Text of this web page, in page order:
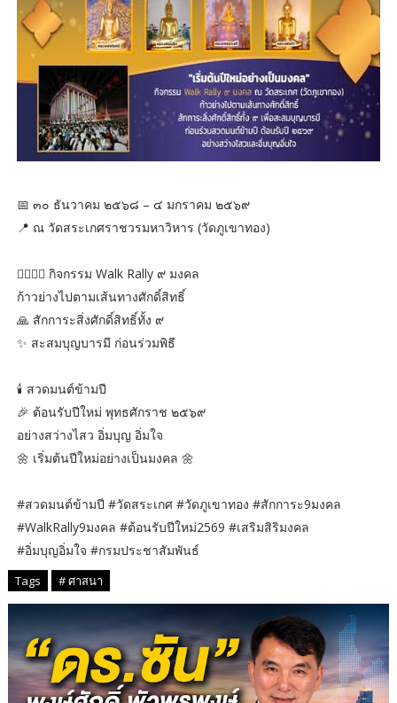
📅 ๓๐ ธันวาคม ๒๕๖๘ – ๔ มกราคม ๒๕๖๙
📍 ณ วัดสระเกศราชวรมหาวิหาร (วัดภูเขาทอง)
🚶‍♂️🚶‍♀️ กิจกรรม Walk Rally ๙ มงคล
ก้าวย่างไปตามเส้นทางศักดิ์สิทธิ์
🙏 สักการะสิ่งศักดิ์สิทธิ์ทั้ง ๙
✨ สะสมบุญบารมี ก่อนร่วมพิธี
🕯️ สวดมนต์ข้ามปี
🎉 ต้อนรับปีใหม่ พุทธศักราช ๒๕๖๙
อย่างสว่างไสว อิ่มบุญ อิ่มใจ
🌼 เริ่มต้นปีใหม่อย่างเป็นมงคล 🌼
#สวดมนต์ข้ามปี #วัดสระเกศ #วัดภูเขาทอง #สักการะ9มงคล
#WalkRally9มงคล #ต้อนรับปีใหม่2569 #เสริมสิริมงคล
#อิ่มบุญอิ่มใจ #กรมประชาสัมพันธ์
Tags # ศาสนา